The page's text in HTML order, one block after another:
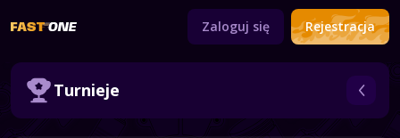
Zaloguj się Rejestracja
Turnieje